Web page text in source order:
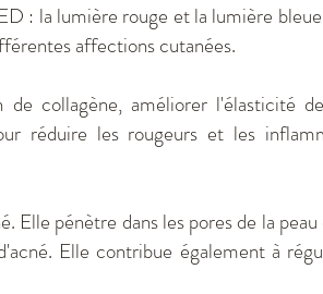
: la lumière rouge et la lumière
affections cutanées.
collagène, améliorer l'élasticité
réduire les rougeurs et les
pénètre dans les pores de la
Elle contribue également à